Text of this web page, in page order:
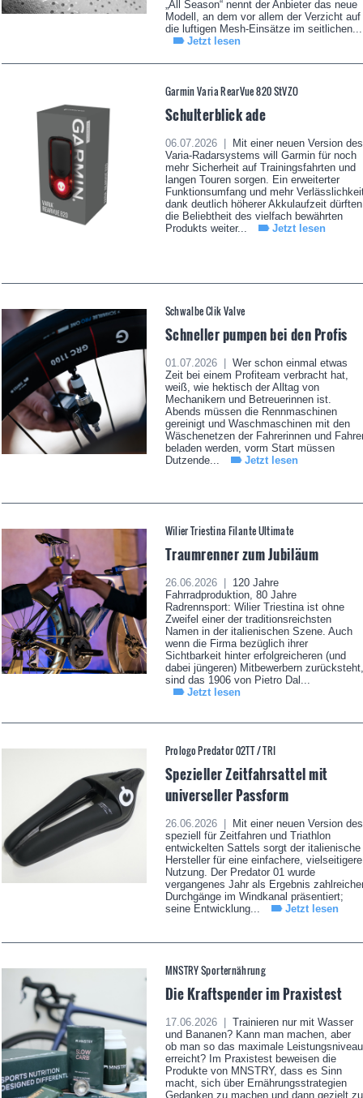
„All Season“ nennt der Anbieter das neue
Modell, an dem vor allem der Verzicht auf
die luftigen Mesh-Einsätze im seitlichen...
Jetzt lesen
Garmin Varia RearVue 820 StVZO
Schulterblick ade
06.07.2026 |
Mit einer neuen Version des
Varia-Radarsystems will Garmin für noch
mehr Sicherheit auf Trainingsfahrten und
langen Touren sorgen. Ein erweiterter
Funktionsumfang und mehr
dank deutlich höherer Akkulaufzeit dürften
die Beliebtheit des vielfach bewährten
Produkts weiter...
Jetzt lesen
Schwalbe Clik Valve
Schneller pumpen bei den Profis
01.07.2026 |
Wer schon einmal etwas
Zeit bei einem Profiteam verbracht hat,
weiß, wie hektisch der Alltag von
Mechanikern und Betreuerinnen ist.
Abends müssen die Rennmaschinen
gereinigt und Waschmaschinen mit den
Wäschenetzen der Fahrerinnen und
beladen werden, vorm Start müssen
Dutzende...
Jetzt lesen
Wilier Triestina Filante Ultimate
Traumrenner zum Jubiläum
26.06.2026 |
120 Jahre
Fahrradproduktion, 80 Jahre
Radrennsport: Wilier Triestina ist ohne
Zweifel einer der traditionsreichsten
Namen in der italienischen Szene. Auch
wenn die Firma bezüglich ihrer
Sichtbarkeit hinter erfolgreicheren (und
dabei jüngeren) Mitbewerbern zurücksteht,
sind das 1906 von Pietro Dal...
Jetzt lesen
Prologo Predator 02TT / TRI
Spezieller Zeitfahrsattel mit
universeller Passform
26.06.2026 |
Mit einer neuen Version des
speziell für Zeitfahren und Triathlon
entwickelten Sattels sorgt der italienische
Hersteller für eine einfachere, vielseitigere
Nutzung. Der Predator 01 wurde
vergangenes Jahr als Ergebnis
Durchgänge im Windkanal präsentiert;
seine Entwicklung...
Jetzt lesen
MNSTRY Sporternährung
Die Kraftspender im Praxistest
17.06.2026 |
Trainieren nur mit Wasser
und Bananen? Kann man machen, aber
ob man so das maximale Leistungsniveau
erreicht? Im Praxistest beweisen die
Produkte von MNSTRY, dass es Sinn
macht, sich über Ernährungsstrategien
Gedanken zu machen und dann gezielt zu